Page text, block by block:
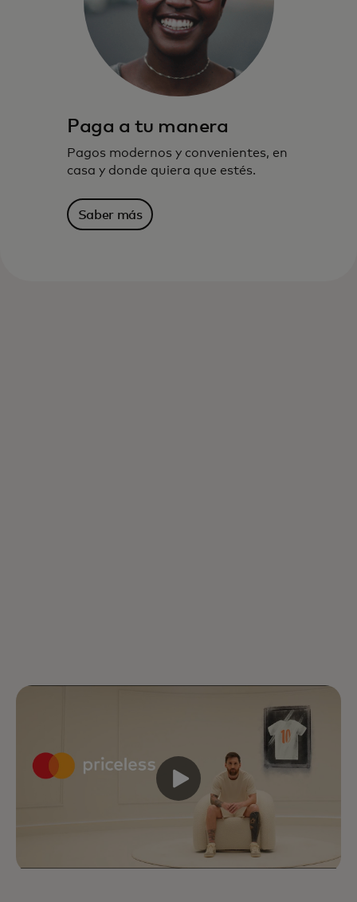
donde vives y a donde vayas.
Saber más
Paga a tu manera
Pagos modernos y convenientes, en
casa y donde quiera que estés.
Saber más